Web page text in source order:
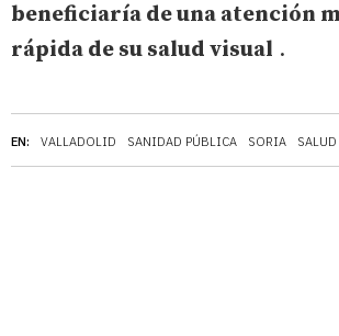
EN: VALLADOLID SANIDAD PÚBLICA SORIA SALUD
beneficiaría de una atención
rápida de su salud visual .